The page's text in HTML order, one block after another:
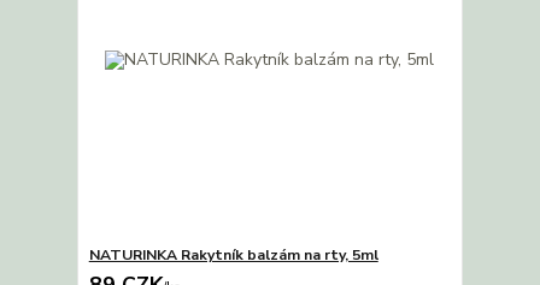
NATURINKA Rakytník balzám na rty, 5ml